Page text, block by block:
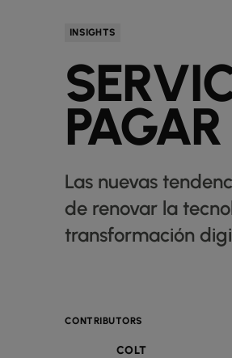
INSIGHTS
Las nuevas
de renovar la
transformación
CONTRIBUTORS
COLT